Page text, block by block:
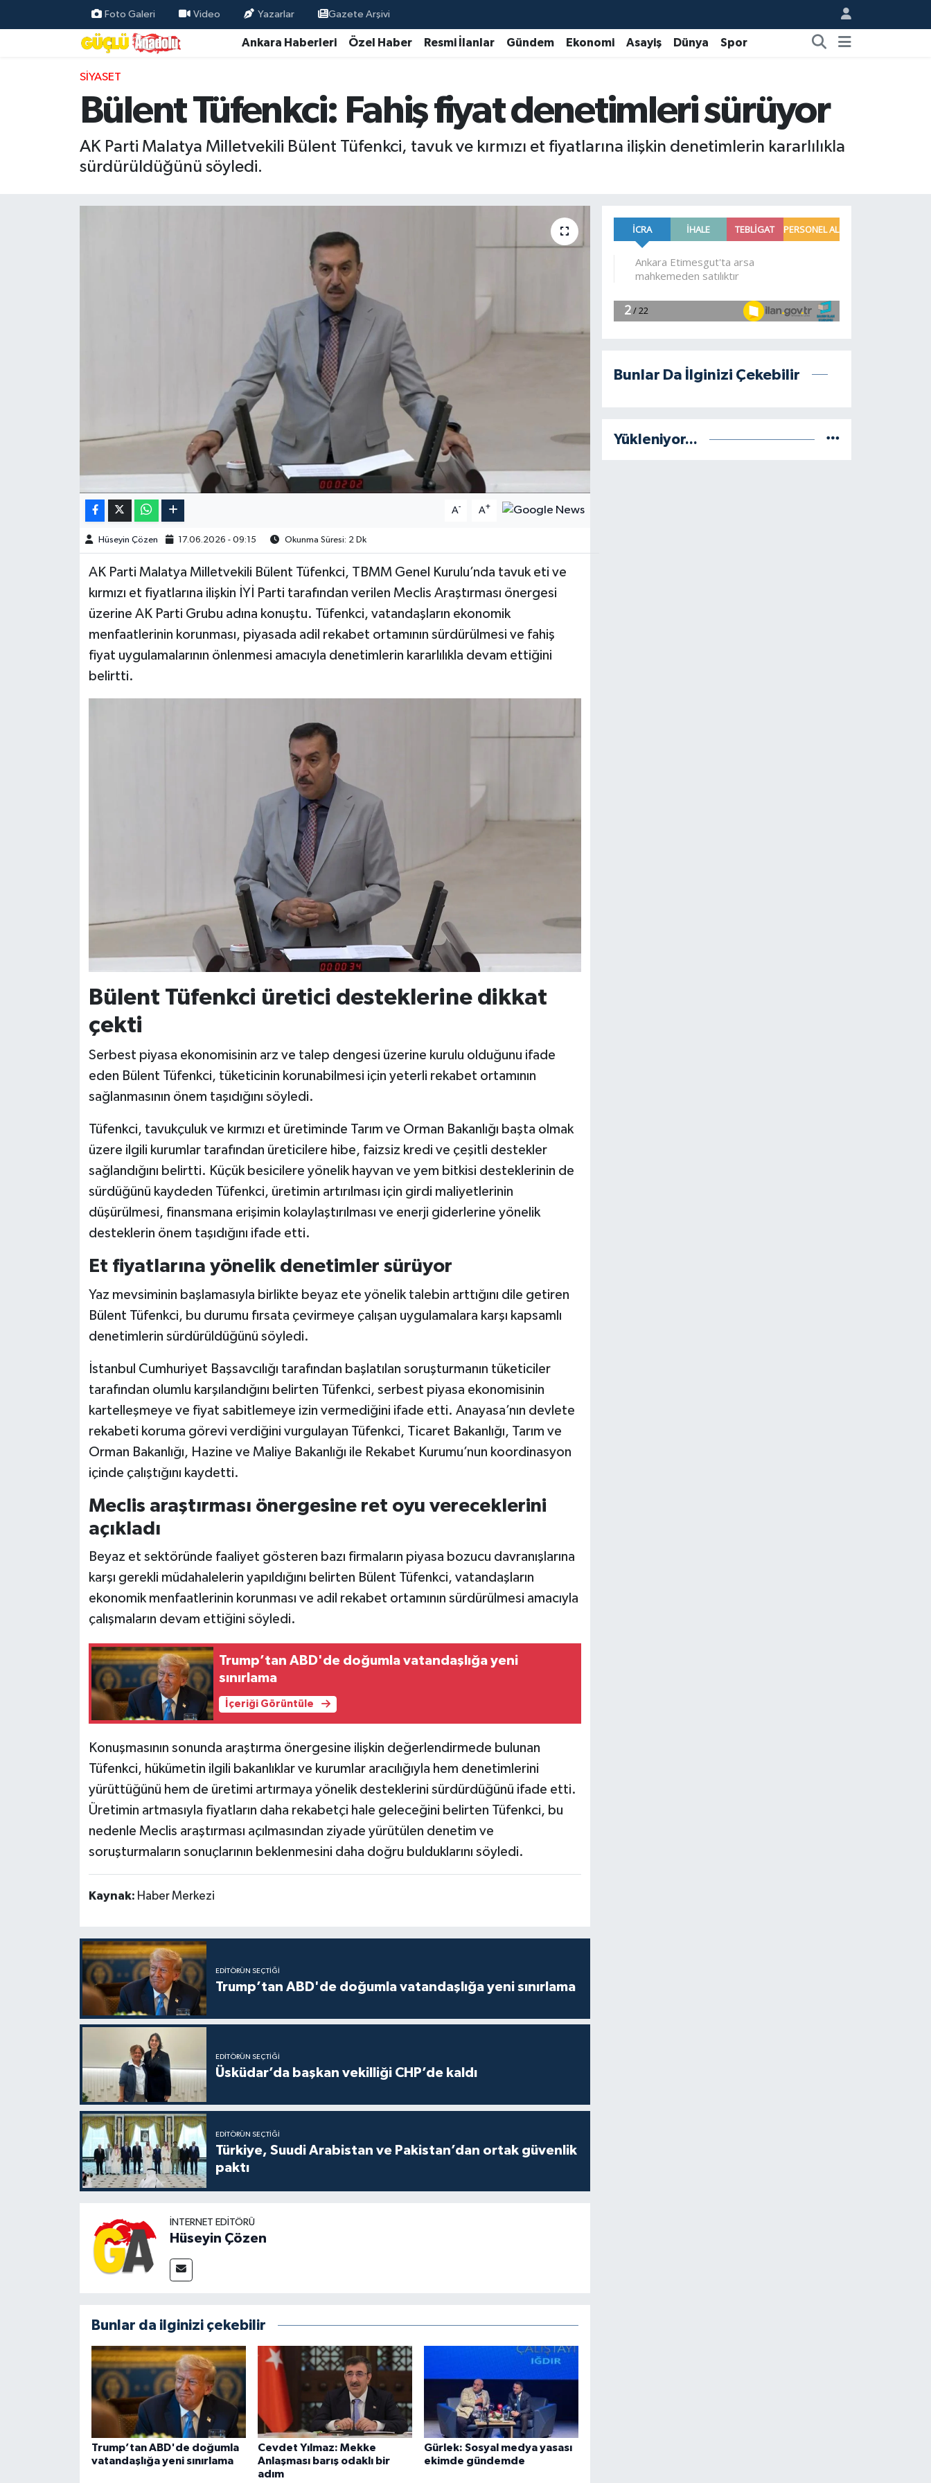
Foto Galeri Video Yazarlar Gazete Arşivi
Ankara Haberleri Özel Haber Resmi İlanlar Gündem Ekonomi Asayiş Dünya Spor
SIYASET
Bülent Tüfenkci: Fahiş fiyat denetimleri sürüyor
AK Parti Malatya Milletvekili Bülent Tüfenkci, tavuk ve kırmızı et fiyatlarına ilişkin denetimlerin kararlılıkla
sürdürüldüğünü söyledi.
A- A+
Hüseyin Çözen 17.06.2026 - 09:15 Okunma Süresi: 2 Dk
AK Parti Malatya Milletvekili Bülent Tüfenkci, TBMM Genel Kurulu’nda tavuk eti ve
kırmızı et fiyatlarına ilişkin İYİ Parti tarafından verilen Meclis Araştırması önergesi
üzerine AK Parti Grubu adına konuştu. Tüfenkci, vatandaşların ekonomik
menfaatlerinin korunması, piyasada adil rekabet ortamının sürdürülmesi ve fahiş
fiyat uygulamalarının önlenmesi amacıyla denetimlerin kararlılıkla devam ettiğini
belirtti.
Bülent Tüfenkci üretici desteklerine dikkat
çekti
Serbest piyasa ekonomisinin arz ve talep dengesi üzerine kurulu olduğunu ifade
eden Bülent Tüfenkci, tüketicinin korunabilmesi için yeterli rekabet ortamının
sağlanmasının önem taşıdığını söyledi.
Tüfenkci, tavukçuluk ve kırmızı et üretiminde Tarım ve Orman Bakanlığı başta olmak
üzere ilgili kurumlar tarafından üreticilere hibe, faizsiz kredi ve çeşitli destekler
sağlandığını belirtti. Küçük besicilere yönelik hayvan ve yem bitkisi desteklerinin de
sürdüğünü kaydeden Tüfenkci, üretimin artırılması için girdi maliyetlerinin
düşürülmesi, finansmana erişimin kolaylaştırılması ve enerji giderlerine yönelik
desteklerin önem taşıdığını ifade etti.
Et fiyatlarına yönelik denetimler sürüyor
Yaz mevsiminin başlamasıyla birlikte beyaz ete yönelik talebin arttığını dile getiren
Bülent Tüfenkci, bu durumu fırsata çevirmeye çalışan uygulamalara karşı kapsamlı
denetimlerin sürdürüldüğünü söyledi.
İstanbul Cumhuriyet Başsavcılığı tarafından başlatılan soruşturmanın tüketiciler
tarafından olumlu karşılandığını belirten Tüfenkci, serbest piyasa ekonomisinin
kartelleşmeye ve fiyat sabitlemeye izin vermediğini ifade etti. Anayasa’nın devlete
rekabeti koruma görevi verdiğini vurgulayan Tüfenkci, Ticaret Bakanlığı, Tarım ve
Orman Bakanlığı, Hazine ve Maliye Bakanlığı ile Rekabet Kurumu’nun koordinasyon
içinde çalıştığını kaydetti.
Meclis araştırması önergesine ret oyu vereceklerini
açıkladı
Beyaz et sektöründe faaliyet gösteren bazı firmaların piyasa bozucu davranışlarına
karşı gerekli müdahalelerin yapıldığını belirten Bülent Tüfenkci, vatandaşların
ekonomik menfaatlerinin korunması ve adil rekabet ortamının sürdürülmesi amacıyla
çalışmaların devam ettiğini söyledi.
Trump’tan ABD'de doğumla vatandaşlığa yeni
sınırlama
İçeriği Görüntüle
Konuşmasının sonunda araştırma önergesine ilişkin değerlendirmede bulunan
Tüfenkci, hükümetin ilgili bakanlıklar ve kurumlar aracılığıyla hem denetimlerini
yürüttüğünü hem de üretimi artırmaya yönelik desteklerini sürdürdüğünü ifade etti.
Üretimin artmasıyla fiyatların daha rekabetçi hale geleceğini belirten Tüfenkci, bu
nedenle Meclis araştırması açılmasından ziyade yürütülen denetim ve
soruşturmaların sonuçlarının beklenmesini daha doğru bulduklarını söyledi.
Kaynak: Haber Merkezi
EDITÖRÜN SEÇTIĞI
Trump’tan ABD'de doğumla vatandaşlığa yeni sınırlama
EDITÖRÜN SEÇTIĞI
Üsküdar’da başkan vekilliği CHP’de kaldı
EDITÖRÜN SEÇTIĞI
Türkiye, Suudi Arabistan ve Pakistan’dan ortak güvenlik
paktı
İNTERNET EDITÖRÜ
Hüseyin Çözen
Bunlar da ilginizi çekebilir
Trump’tan ABD'de doğumla
vatandaşlığa yeni sınırlama
Cevdet Yılmaz: Mekke
Anlaşması barış odaklı bir
adım
Gürlek: Sosyal medya yasası
ekimde gündemde
Bunlar Da İlginizi Çekebilir
Yükleniyor...
Özel Haber
Resmi İlanlar
Hava Durumu
Kim kimdir?